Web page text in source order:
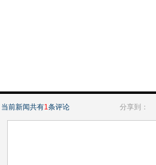
当前新闻共有1条评论 分享到：